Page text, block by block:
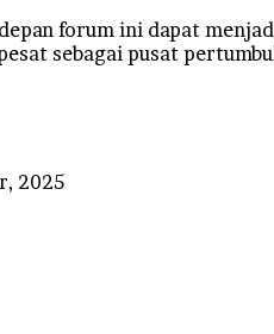
forum ini dapat
sebagai pusat
2025